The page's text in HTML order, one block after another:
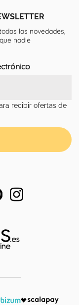
las novedades,
nadie
recibir ofertas de